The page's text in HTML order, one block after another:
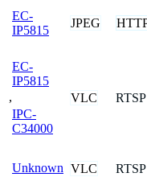
EC-
IP5815
JPEG
EC-
IP5815
,
IPC-
C34000
VLC RTSP
Unknown VLC RTSP